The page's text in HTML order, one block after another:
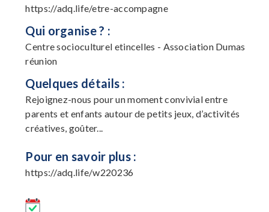
https://adq.life/etre-accompagne
Qui organise ? :
Centre socioculturel etincelles - Association Dumas
réunion
Quelques détails :
Rejoignez-nous pour un moment convivial entre
parents et enfants autour de petits jeux, d’activités
créatives, goûter...
Pour en savoir plus :
https://adq.life/w220236